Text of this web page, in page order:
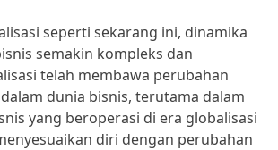
seperti sekarang ini, dinamika
semakin kompleks dan
telah membawa perubahan
dunia bisnis, terutama dalam
yang beroperasi di era globalisasi
diri dengan perubahan